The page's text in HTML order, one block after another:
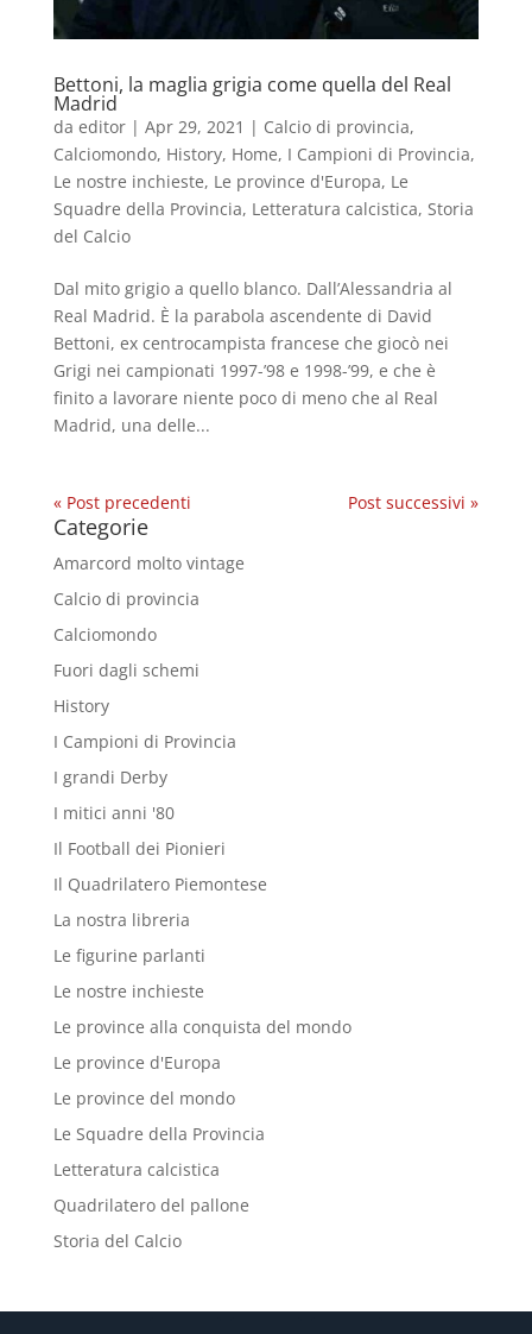
Bettoni, la maglia grigia come quella del Real
Madrid
da editor| Apr 29, 2021 | Calcio di provincia,
Calciomondo, History, Home, I Campioni di Provincia,
Le nostre inchieste, Le province d'Europa, Le
Squadre della Provincia, Letteratura calcistica, Storia
del Calcio
Dal mito grigio a quello blanco. Dall’Alessandria al
Real Madrid. È la parabola ascendente di David
Bettoni, ex centrocampista francese che giocò nei
Grigi nei campionati 1997-’98 e 1998-’99, e che è
finito a lavorare niente poco di meno che al Real
Madrid, una delle...
« Post precedenti Post successivi »
Categorie
Amarcord molto vintage
Calcio di provincia
Calciomondo
Fuori dagli schemi
History
I Campioni di Provincia
I grandi Derby
I mitici anni '80
Il Football dei Pionieri
Il Quadrilatero Piemontese
La nostra libreria
Le figurine parlanti
Le nostre inchieste
Le province alla conquista del mondo
Le province d'Europa
Le province del mondo
Le Squadre della Provincia
Letteratura calcistica
Quadrilatero del pallone
Storia del Calcio